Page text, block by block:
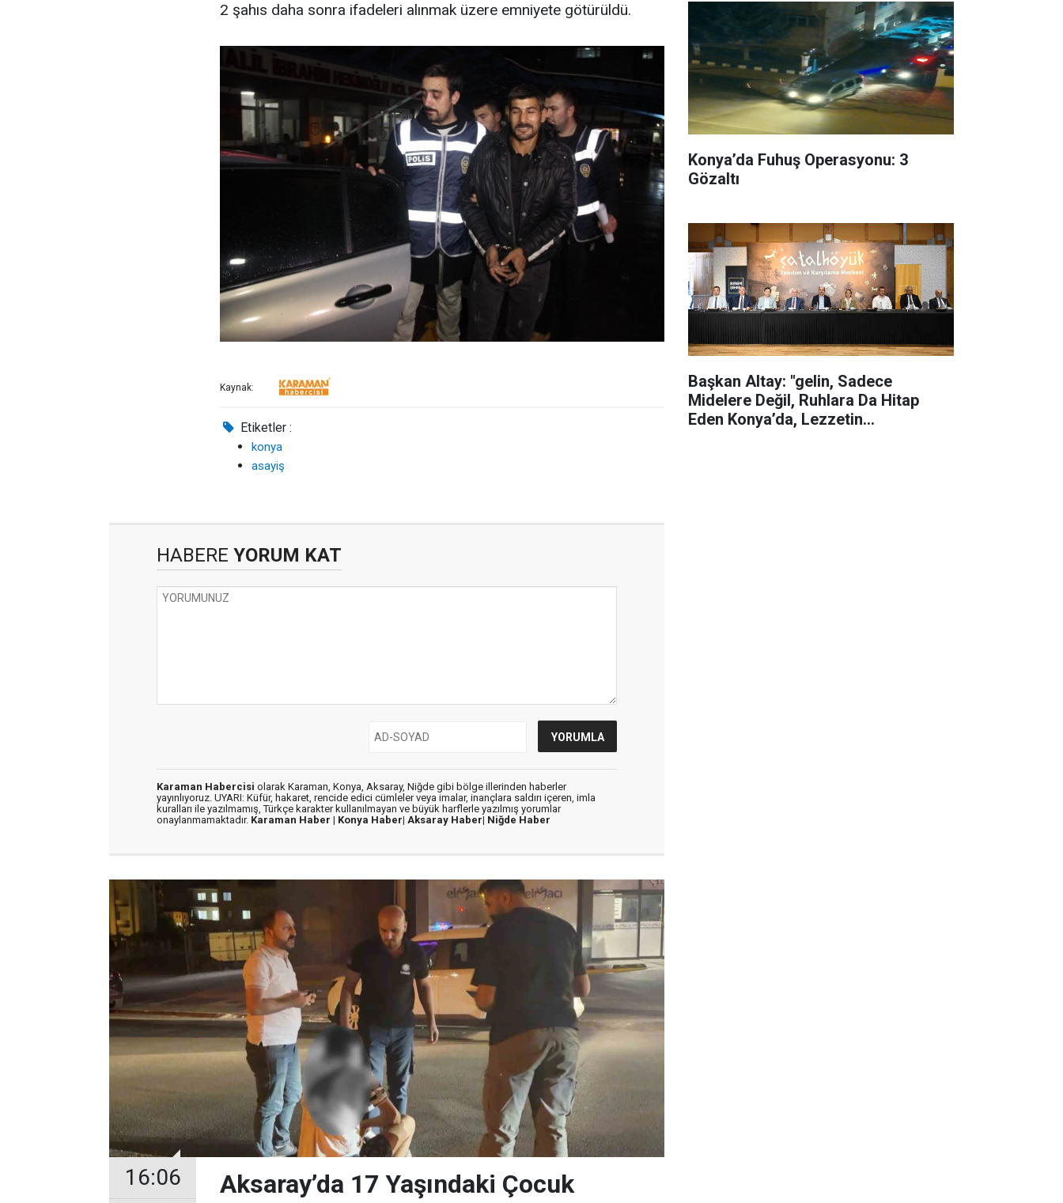
2 şahıs daha sonra ifadeleri alınmak üzere emniyete götürüldü.
Kaynak:
Etiketler :
konya
asayiş
HABERE YORUM KAT
Karaman Habercisi olarak Karaman, Konya, Aksaray, Niğde gibi bölge illerinden haberler
yayınlıyoruz. UYARI: Küfür, hakaret, rencide edici cümleler veya imalar, inançlara saldırı içeren, imla
kuralları ile yazılmamış, Türkçe karakter kullanılmayan ve büyük harflerle yazılmış yorumlar
onaylanmamaktadır. Karaman Haber | Konya Haber| Aksaray Haber| Niğde Haber
16:06
Aksaray’da 17 Yaşındaki Çocuk
Konya’da Fuhuş Operasyonu: 3
Gözaltı
Başkan Altay: "gelin, Sadece
Midelere Değil, Ruhlara Da Hitap
Eden Konya’da, Lezzetin